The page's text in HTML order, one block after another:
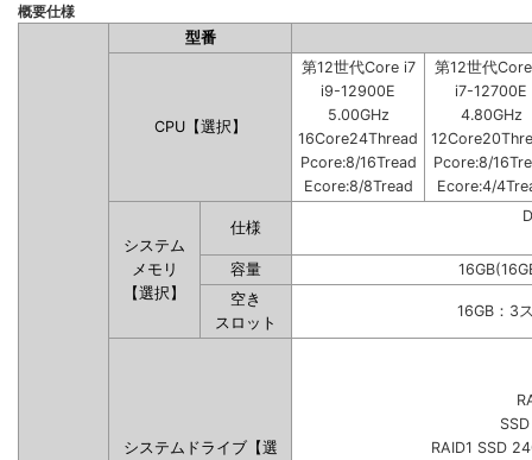
概要仕様
型番
CPU【選択】
第12世代Core i7
i9-12900E
5.00GHz
16Core24Thread
Pcore:8/16Tread
Ecore:8/8Tread
第12世代
i7-12700E
4.80GHz
Pcore:8/
Ecore:4/
システム
メモリ
【選択】
仕様
容量
空き
スロット
16GB：3
システムドライブ【選
RAID1 SSD